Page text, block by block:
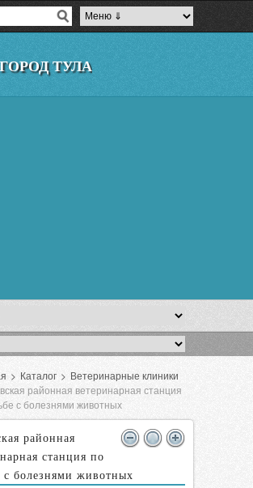
ГОРОД ТУЛА
> Каталог > Ветеринарные клиники
районная ветеринарная станция
с болезнями животных
районная
станция по
с болезнями животных